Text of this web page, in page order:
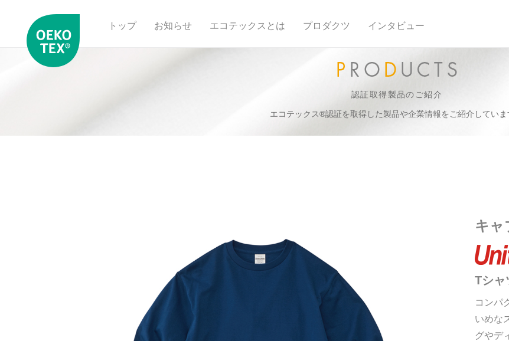
トップ お知らせ エコテックスとは プロダクツ インタビュー
認証取得製品のご紹介
エコテックス®認証を取得した製品や企業情報をご紹介していま
キャ
Tシャ
コンパ
いめな
グやデ